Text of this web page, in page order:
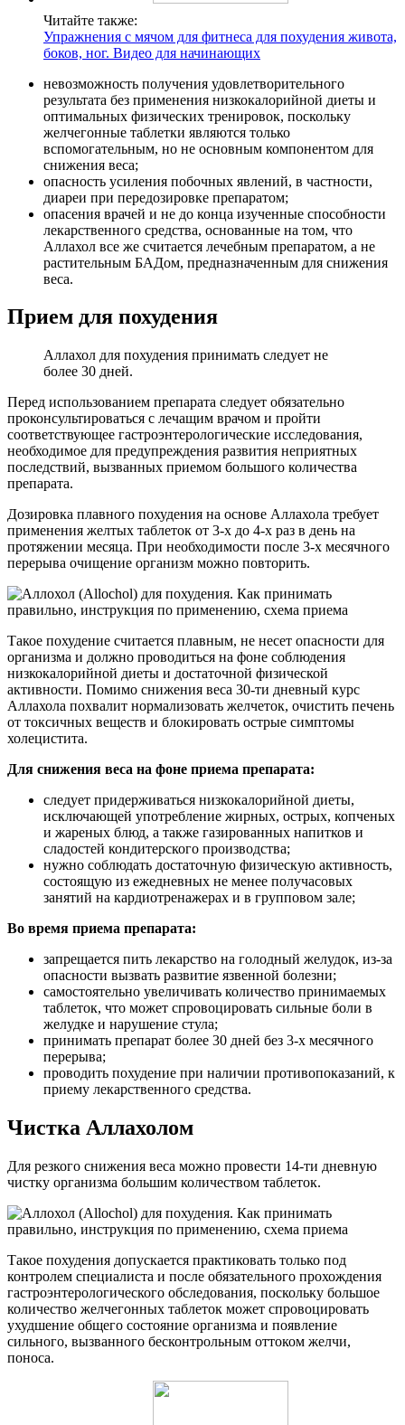
Читайте также:
Упражнения с мячом для фитнеса для похудения живота,
боков, ног. Видео для начинающих
невозможность получения удовлетворительного
результата без применения низкокалорийной диеты и
оптимальных физических тренировок, поскольку
желчегонные таблетки являются только
вспомогательным, но не основным компонентом для
снижения веса;
опасность усиления побочных явлений, в частности,
диареи при передозировке препаратом;
опасения врачей и не до конца изученные способности
лекарственного средства, основанные на том, что
Аллахол все же считается лечебным препаратом, а не
растительным БАДом, предназначенным для снижения
веса.
Прием для похудения
Аллахол для похудения принимать следует не
более 30 дней.
Перед использованием препарата следует обязательно
проконсультироваться с лечащим врачом и пройти
соответствующее гастроэнтерологические исследования,
необходимое для предупреждения развития неприятных
последствий, вызванных приемом большого количества
препарата.
Дозировка плавного похудения на основе Аллахола требует
применения желтых таблеток от 3-х до 4-х раз в день на
протяжении месяца. При необходимости после 3-х месячного
перерыва очищение организм можно повторить.
Такое похудение считается плавным, не несет опасности для
организма и должно проводиться на фоне соблюдения
низкокалорийной диеты и достаточной физической
активности. Помимо снижения веса 30-ти дневный курс
Аллахола похвалит нормализовать желчеток, очистить печень
от токсичных веществ и блокировать острые симптомы
холецистита.
Для снижения веса на фоне приема препарата:
следует придерживаться низкокалорийной диеты,
исключающей употребление жирных, острых, копченых
и жареных блюд, а также газированных напитков и
сладостей кондитерского производства;
нужно соблюдать достаточную физическую активность,
состоящую из ежедневных не менее получасовых
занятий на кардиотренажерах и в групповом зале;
Во время приема препарата:
запрещается пить лекарство на голодный желудок, из-за
опасности вызвать развитие язвенной болезни;
самостоятельно увеличивать количество принимаемых
таблеток, что может спровоцировать сильные боли в
желудке и нарушение стула;
принимать препарат более 30 дней без 3-х месячного
перерыва;
проводить похудение при наличии противопоказаний, к
приему лекарственного средства.
Чистка Аллахолом
Для резкого снижения веса можно провести 14-ти дневную
чистку организма большим количеством таблеток.
Такое похудения допускается практиковать только под
контролем специалиста и после обязательного прохождения
гастроэнтерологического обследования, поскольку большое
количество желчегонных таблеток может спровоцировать
ухудшение общего состояние организма и появление
сильного, вызванного бесконтрольным оттоком желчи,
поноса.